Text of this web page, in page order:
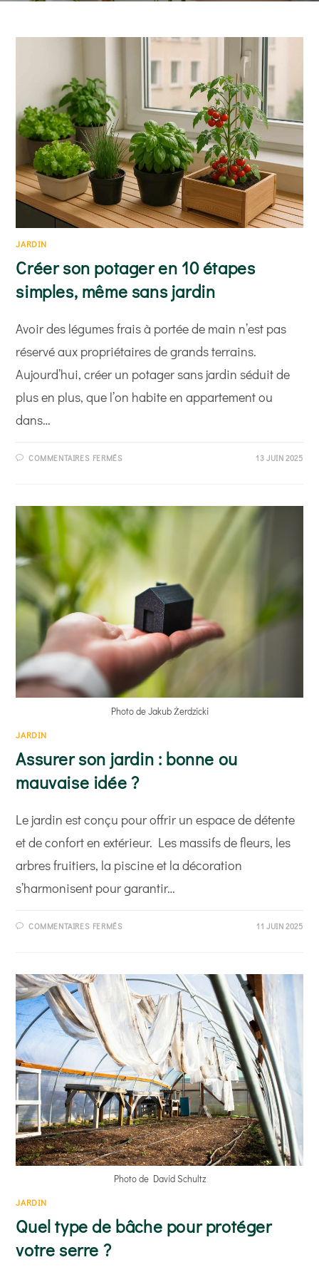
un emplacement lumineux…
JARDIN
Créer son potager en 10 étapes
simples, même sans jardin
Avoir des légumes frais à portée de main n’est pas
réservé aux propriétaires de grands terrains.
Aujourd’hui, créer un potager sans jardin séduit de
plus en plus, que l’on habite en appartement ou
dans…
COMMENTAIRES FERMÉSSUR
10
ÉTAPES
SIMPLES,
MÊME
SANS
JARDIN
13 JUIN 2025
Photo de Jakub Żerdzicki
JARDIN
Assurer son jardin : bonne ou
mauvaise idée ?
Le jardin est conçu pour offrir un espace de détente
et de confort en extérieur. Les massifs de fleurs, les
arbres fruitiers, la piscine et la décoration
s’harmonisent pour garantir…
COMMENTAIRES FERMÉSSUR
OU
MAUVAISE
IDÉE
?
11 JUIN 2025
Photo de David Schultz
JARDIN
Quel type de bâche pour protéger
votre serre ?